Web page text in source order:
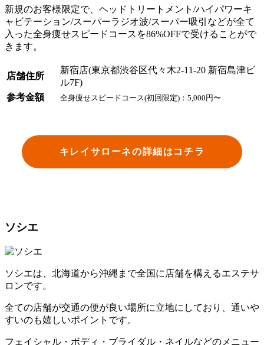
新規のお客様限定で、ヘッドトリートメント/ハイパワーキ
ャビテーション/スーパーラジオ波/スーパー吸引などが全て
入った全身痩せスピードコースを86%OFFで受けることがで
きます。
店舗住所
新宿店(東京都渋谷区代々木2-11-20 新宿島津ビ
ル7F)
参考金額
全身痩せスピードコース(初回限定)：5,000円〜
キレイサローネの詳細はコチラ
ソシエ
ソシエは、北海道から沖縄まで全国に店舗を構えるエステサ
ロンです。
全ての店舗が交通の便が良い場所に立地にしており、通いや
すいのも嬉しいポイントです。
フェイシャル・ボディ・ブライダル・ネイルなどのメニュー